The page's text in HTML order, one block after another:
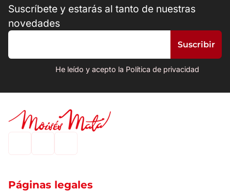
Suscríbete y estarás al tanto de nuestras
novedades
He leído y acepto la Política de privacidad
Páginas legales